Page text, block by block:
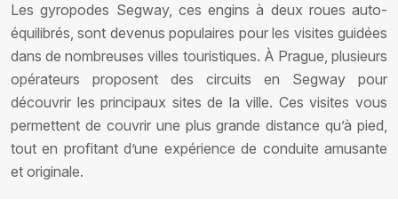
Les gyropodes Segway, ces engins à deux roues auto-
équilibrés, sont devenus populaires pour les visites guidées
dans de nombreuses villes touristiques. À Prague, plusieurs
opérateurs proposent des circuits en Segway pour
découvrir les principaux sites de la ville. Ces visites vous
permettent de couvrir une plus grande distance qu’à pied,
tout en profitant d’une expérience de conduite amusante
et originale.